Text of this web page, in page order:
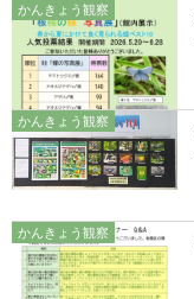
かんきょう観察
かんきょう観察
かんきょう観察